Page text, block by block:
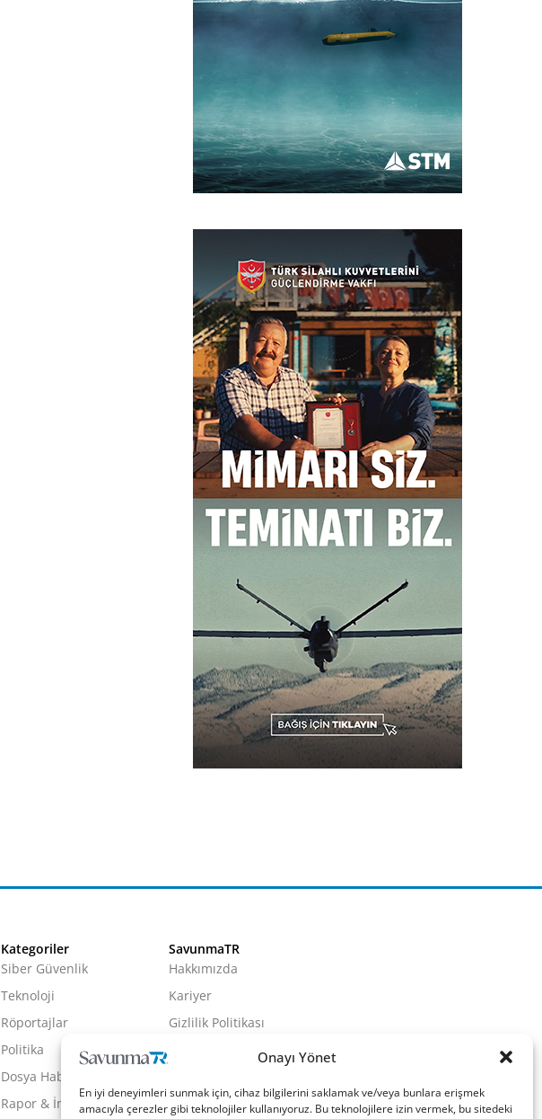
Onayı Yönet
En iyi deneyimleri sunmak için, cihaz bilgilerini saklamak ve/veya bunlara erişmek
amacıyla çerezler gibi teknolojiler kullanıyoruz. Bu teknolojilere izin vermek, bu sitedeki
Kategoriler
Siber Güvenlik
Teknoloji
Röportajlar
Politika
Dosya Haber
Rapor & İnfografik
SavunmaTR
Hakkımızda
Kariyer
Gizlilik Politikası